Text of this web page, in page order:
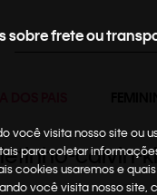
Buscar
sobre frete ou
você visita nosso site
para coletar
cookies usaremos e
você visita nosso
calvin-